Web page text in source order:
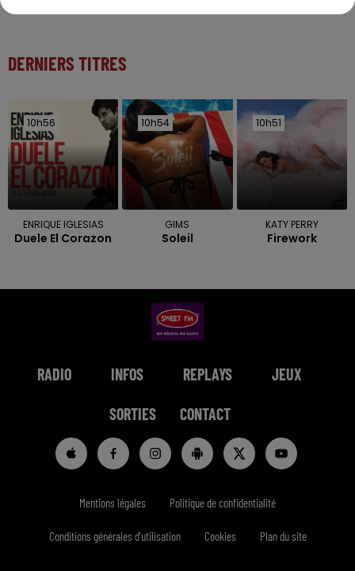
DERNIERS TITRES
10h56
10h56
ENRIQUE IGLESIAS
Duele El Corazon
10h54
10h54
GIMS
Soleil
10h51
10h51
KATY PERRY
Firework
RADIO INFOS REPLAYS JEUX
SORTIES CONTACT
Mentions légales Politique de confidentialité
Conditions générales d'utilisation Cookies Plan du site